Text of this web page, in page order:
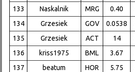
133
Naskalnik MRG 0.40
134
Grzesiek GOV 0.0538
135
Grzesiek ACT 14
136
kriss1975 BML 3.67
137
beatum HOR 5.75